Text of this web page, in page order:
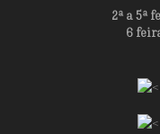
2ª a 5ª
6